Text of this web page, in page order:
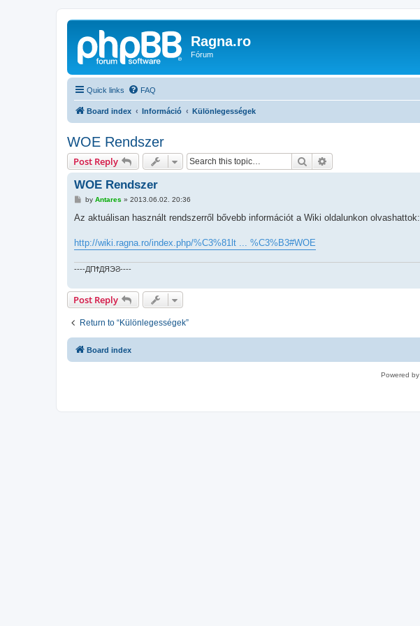
Ragna.ro
Fórum
Quick links FAQ
Board index Információ Különlegességek
WOE Rendszer
Post Reply Search
WOE Rendszer
P
s
by Antares » 2013.06.02. 20:36
Az aktuálisan használt rendszerről bővebb információt a Wiki oldalunkon olvashattok:
http://wiki.ragna.ro/index.php/%C3%81lt ... %C3%B3#WOE
----ДΠϮДЯЭϨ----
Post Reply
Return to “Különlegességek”
Board index
Powered by